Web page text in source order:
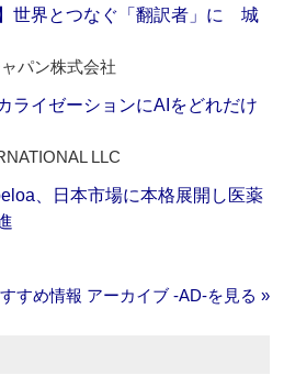
世界とつなぐ「翻訳者」に 城
パン株式会社
ライゼーションにAIをどれだけ
LLC
、日本市場に本格展開し医薬
すめ情報 アーカイブ ‐AD‐を見る »